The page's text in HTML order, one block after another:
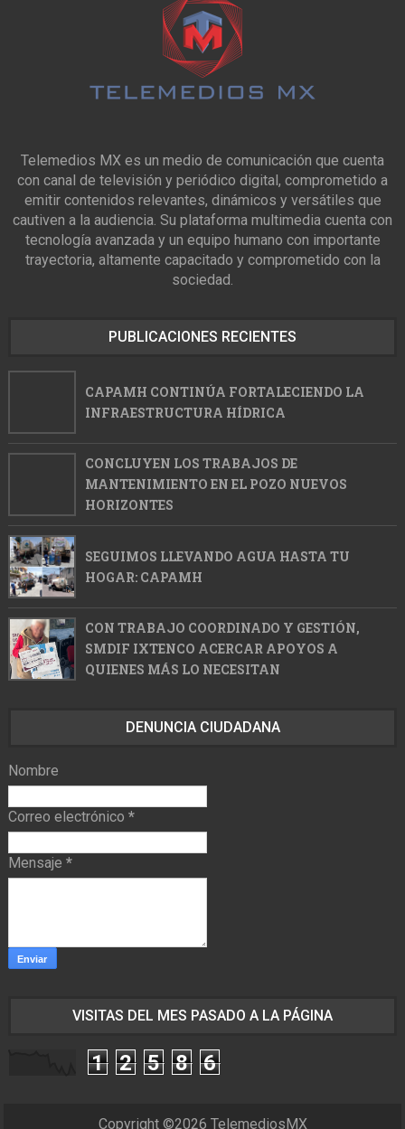
Telemedios MX es un medio de comunicación que cuenta
con canal de televisión y periódico digital, comprometido a
emitir contenidos relevantes, dinámicos y versátiles que
cautiven a la audiencia. Su plataforma multimedia cuenta con
tecnología avanzada y un equipo humano con importante
trayectoria, altamente capacitado y comprometido con la
sociedad.
PUBLICACIONES RECIENTES
CAPAMH CONTINÚA FORTALECIENDO LA
INFRAESTRUCTURA HÍDRICA
CONCLUYEN LOS TRABAJOS DE
MANTENIMIENTO EN EL POZO NUEVOS
HORIZONTES
SEGUIMOS LLEVANDO AGUA HASTA TU
HOGAR: CAPAMH
CON TRABAJO COORDINADO Y GESTIÓN,
SMDIF IXTENCO ACERCAR APOYOS A
QUIENES MÁS LO NECESITAN
DENUNCIA CIUDADANA
Nombre
Correo electrónico *
Mensaje *
VISITAS DEL MES PASADO A LA PÁGINA
1 2 5 8 6
Copyright ©2026 TelemediosMX